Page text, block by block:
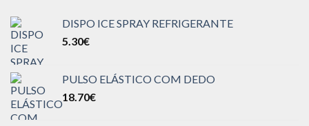
DISPO ICE SPRAY REFRIGERANTE
5.30€
PULSO ELÁSTICO COM DEDO
18.70€